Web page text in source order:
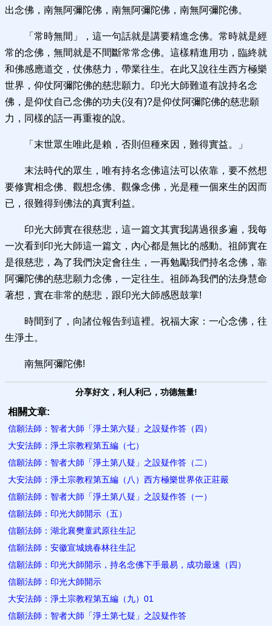
出念佛，南無阿彌陀佛，南無阿彌陀佛，南無阿彌陀佛。
「常時無間」，這一句話就是講要精進念佛。常時就是經
常的念佛，無間就是不間斷常常念佛。這樣精進用功，臨終就
和佛感應道交，仗佛慈力，帶業往生。在此又說往生西方極樂
世界，仰仗阿彌陀佛的慈悲願力。印光大師難道有說持名念
佛，是仰仗自己念佛的功夫(沒有)?是仰仗阿彌陀佛的慈悲願
力，同樣的話一再重複的說。
「末世眾生唯此是賴，否則但種來因，難得實益。」
末法時代的眾生，唯有持名念佛這法可以依靠，要不然想
要修實相念佛、觀想念佛、觀像念佛，光是種一個來生的因而
已，很難得到佛法的真實利益。
印光大師實在很慈悲，這一篇文其實我講過很多遍，我每
一次看到印光大師這一篇文，內心都是無比的感動。祖師實在
是很慈悲，為了我們決定會往生，一再勉勵我們持名念佛，靠
阿彌陀佛的慈悲願力念佛，一定往生。祖師為我們的法身慧命
著想，實在非常的慈悲，跟印光大師感恩鼓掌!
時間到了，向諸位報告到這裡。祝福大家：一心念佛，往
生淨土。
南無阿彌陀佛!
分享好文，利人利己，功德無量!
相關文章:
信願法師：智者大師「淨土第六疑」之設疑作答（四）
大安法師：淨土宗教程第五編（七）
信願法師：智者大師「淨土第八疑」之設疑作答（二）
大安法師：淨土宗教程第五編（八）西方極樂世界依正莊嚴
信願法師：智者大師「淨土第八疑」之設疑作答（一）
信願法師：印光大師開示（五）
信願法師：湖北襄樊童武原往生記
信願法師：安徽宣城姚春林往生記
信願法師：印光大師開示，持名念佛下手最易，成功最速（四）
信願法師：印光大師開示
大安法師：淨土宗教程第五編（九）01
信願法師：智者大師「淨土第七疑」之設疑作答